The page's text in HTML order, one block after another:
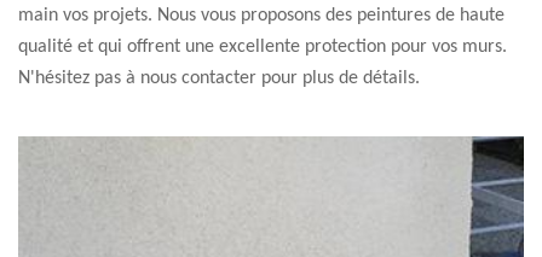
main vos projets. Nous vous proposons des peintures de haute
qualité et qui offrent une excellente protection pour vos murs.
N'hésitez pas à nous contacter pour plus de détails.